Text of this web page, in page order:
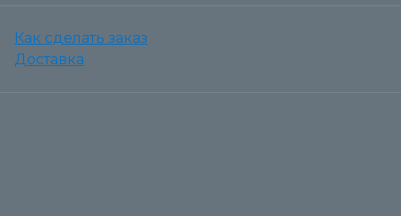
Как сделать заказ
Доставка